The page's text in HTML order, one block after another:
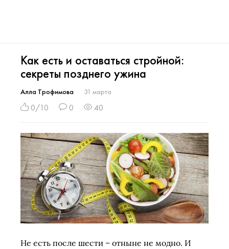
Как есть и оставаться стройной:
секреты позднего ужина
Алла Трофимова 31 марта
0/10 0 40
Не есть после шести – отныне не модно. И